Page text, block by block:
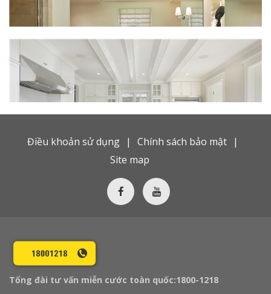
Điều khoản sử dụng
Chính sách bảo mật
Site map
Tổng đài tư vấn miễn cước toàn quốc:1800-1218